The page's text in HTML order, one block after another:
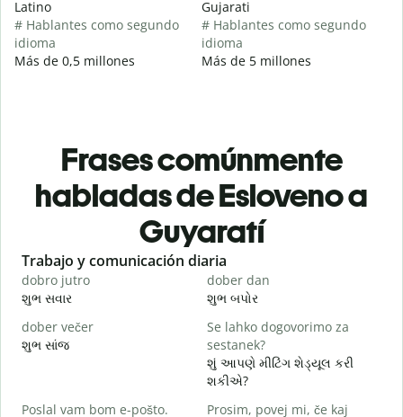
Latino
# Hablantes como segundo
idioma
Más de 0,5 millones
Gujarati
# Hablantes como segundo
idioma
Más de 5 millones
Frases comúnmente
habladas de Esloveno a
Guyaratí
Slide 1 of 6
Trabajo y comunicación diaria
dobro jutro
શુભ સવાર
dober dan
શુભ બપોર
dober večer
શુભ સાંજ
Se lahko dogovorimo za
sestanek?
શું આપણે મીટિંગ શેડ્યૂલ કરી
શકીએ?
Poslal vam bom e-pošto.
Prosim, povej mi, če kaj